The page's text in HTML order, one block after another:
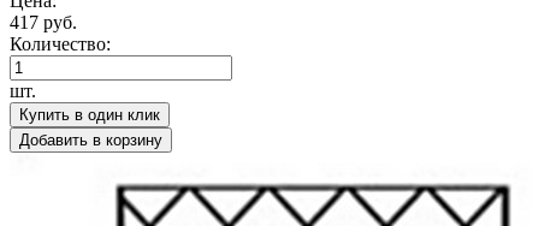
417 руб.
Количество:
шт.
Купить в один клик
Добавить в корзину